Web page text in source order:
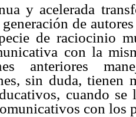
y acelerada
de
de raciocinio
con la
anteriores
sin duda, tienen
cuando
con los